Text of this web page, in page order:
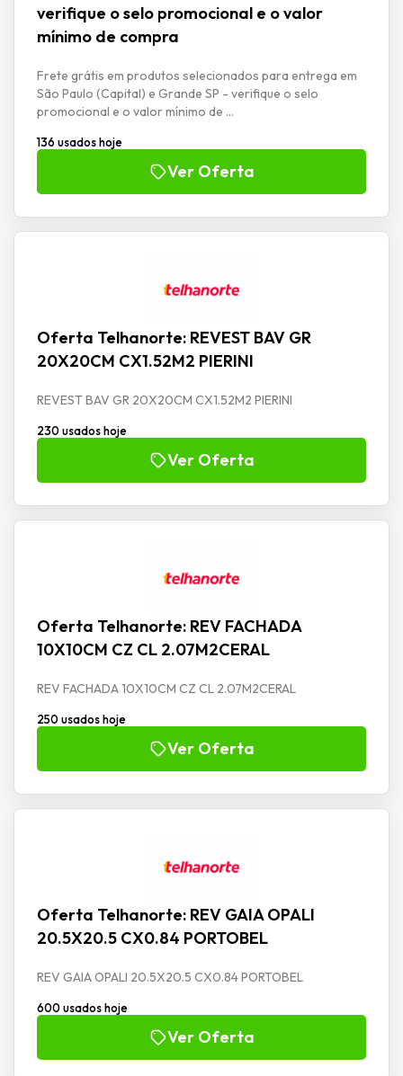
verifique o selo promocional e o valor
mínimo de compra
Frete grátis em produtos selecionados para entrega em
São Paulo (Capital) e Grande SP - verifique o selo
promocional e o valor mínimo de ...
136 usados hoje
Ver Oferta
Oferta Telhanorte: REVEST BAV GR
20X20CM CX1.52M2 PIERINI
REVEST BAV GR 20X20CM CX1.52M2 PIERINI
230 usados hoje
Ver Oferta
Oferta Telhanorte: REV FACHADA
10X10CM CZ CL 2.07M2CERAL
REV FACHADA 10X10CM CZ CL 2.07M2CERAL
250 usados hoje
Ver Oferta
Oferta Telhanorte: REV GAIA OPALI
20.5X20.5 CX0.84 PORTOBEL
REV GAIA OPALI 20.5X20.5 CX0.84 PORTOBEL
600 usados hoje
Ver Oferta